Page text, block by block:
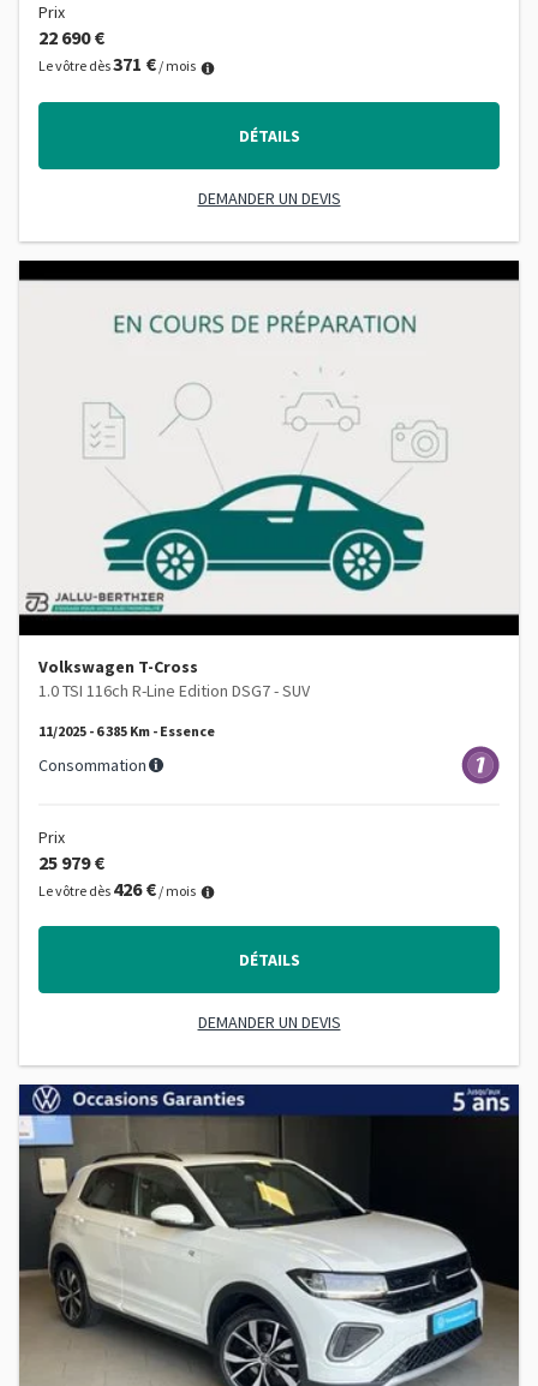
Prix
22 690 €
Le vôtre dès371 € / mois
DÉTAILS
DEMANDER UN DEVIS
Volkswagen T-Cross
1.0 TSI 116ch R-Line Edition DSG7 - SUV
11/2025 - 6 385 Km - Essence
Consommation
Prix
25 979 €
Le vôtre dès 426 € / mois
DÉTAILS
DEMANDER UN DEVIS